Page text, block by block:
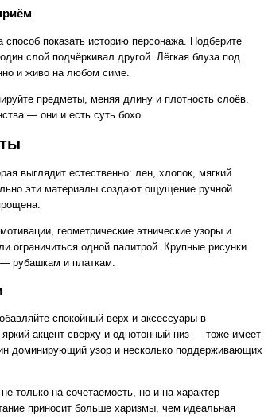
показать историю персонажа. Подберите
слой подчёркивал другой. Лёгкая блуза под
и живо на любом симе.
предметы, меняя длину и плотность слоёв.
— они и есть суть бохо.
выглядит естественно: лен, хлопок, мягкий
эти материалы создают ощущение ручной
геометрические этнические узоры и
ограничиться одной палитрой. Крупные рисунки
рубашкам и платкам.
спокойный верх и аксессуары в
акцент сверху и однотонный низ — тоже имеет
доминирующий узор и несколько поддерживающих
только на сочетаемость, но и на характер
приносит больше харизмы, чем идеальная